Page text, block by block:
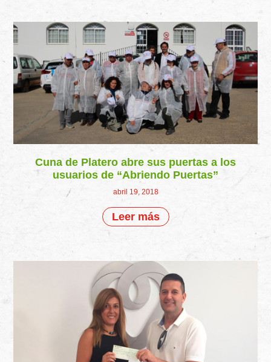
Cuna de Platero abre sus puertas a los
usuarios de “Abriendo Puertas”
abril 19, 2018
Leer más